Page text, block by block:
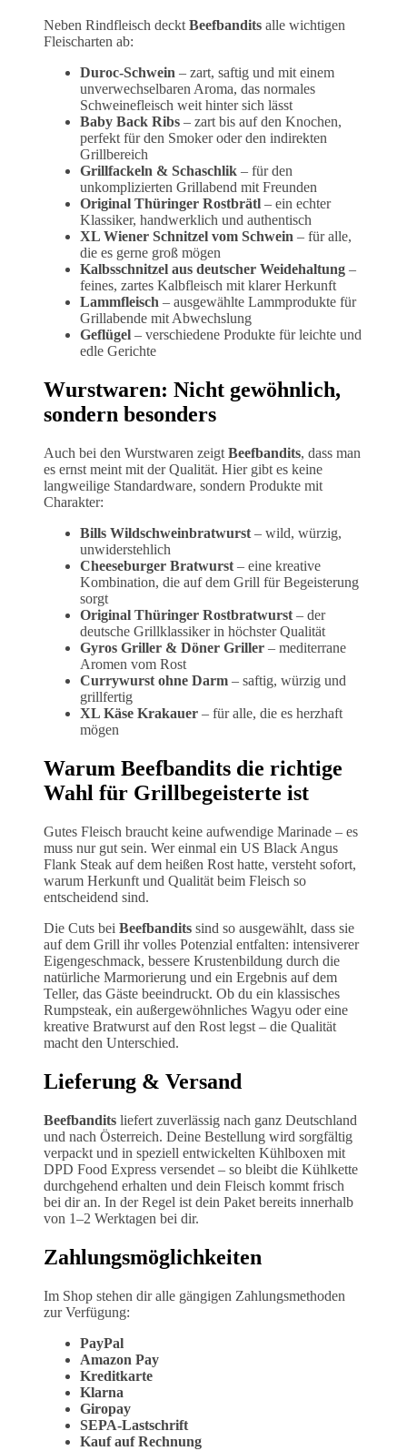
Neben Rindfleisch deckt Beefbandits alle wichtigen
Fleischarten ab:
Duroc-Schwein – zart, saftig und mit einem
unverwechselbaren Aroma, das normales
Schweinefleisch weit hinter sich lässt
Baby Back Ribs – zart bis auf den Knochen,
perfekt für den Smoker oder den indirekten
Grillbereich
Grillfackeln & Schaschlik – für den
unkomplizierten Grillabend mit Freunden
Original Thüringer Rostbrätl – ein echter
Klassiker, handwerklich und authentisch
XL Wiener Schnitzel vom Schwein – für alle,
die es gerne groß mögen
Kalbsschnitzel aus deutscher Weidehaltung –
feines, zartes Kalbfleisch mit klarer Herkunft
Lammfleisch – ausgewählte Lammprodukte für
Grillabende mit Abwechslung
Geflügel – verschiedene Produkte für leichte und
edle Gerichte
Wurstwaren: Nicht gewöhnlich,
sondern besonders
Auch bei den Wurstwaren zeigt Beefbandits, dass man
es ernst meint mit der Qualität. Hier gibt es keine
langweilige Standardware, sondern Produkte mit
Charakter:
Bills Wildschweinbratwurst – wild, würzig,
unwiderstehlich
Cheeseburger Bratwurst – eine kreative
Kombination, die auf dem Grill für Begeisterung
sorgt
Original Thüringer Rostbratwurst – der
deutsche Grillklassiker in höchster Qualität
Gyros Griller & Döner Griller – mediterrane
Aromen vom Rost
Currywurst ohne Darm – saftig, würzig und
grillfertig
XL Käse Krakauer – für alle, die es herzhaft
mögen
Warum Beefbandits die richtige
Wahl für Grillbegeisterte ist
Gutes Fleisch braucht keine aufwendige Marinade – es
muss nur gut sein. Wer einmal ein US Black Angus
Flank Steak auf dem heißen Rost hatte, versteht sofort,
warum Herkunft und Qualität beim Fleisch so
entscheidend sind.
Die Cuts bei Beefbandits sind so ausgewählt, dass sie
auf dem Grill ihr volles Potenzial entfalten: intensiverer
Eigengeschmack, bessere Krustenbildung durch die
natürliche Marmorierung und ein Ergebnis auf dem
Teller, das Gäste beeindruckt. Ob du ein klassisches
Rumpsteak, ein außergewöhnliches Wagyu oder eine
kreative Bratwurst auf den Rost legst – die Qualität
macht den Unterschied.
Lieferung & Versand
Beefbandits liefert zuverlässig nach ganz Deutschland
und nach Österreich. Deine Bestellung wird sorgfältig
verpackt und in speziell entwickelten Kühlboxen mit
DPD Food Express versendet – so bleibt die Kühlkette
durchgehend erhalten und dein Fleisch kommt frisch
bei dir an. In der Regel ist dein Paket bereits innerhalb
von 1–2 Werktagen bei dir.
Zahlungsmöglichkeiten
Im Shop stehen dir alle gängigen Zahlungsmethoden
zur Verfügung:
PayPal
Amazon Pay
Kreditkarte
Klarna
Giropay
SEPA-Lastschrift
Kauf auf Rechnung